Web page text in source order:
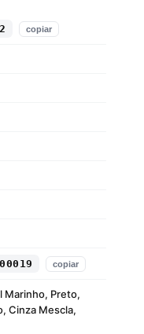
conforto
copiar
copiar
Marinho, Preto,
Cinza Mescla,